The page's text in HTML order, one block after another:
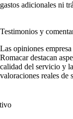
gastos adicionales ni
Testimonios y
Las opiniones
Romacar destacan
calidad del servicio y
valoraciones reales de